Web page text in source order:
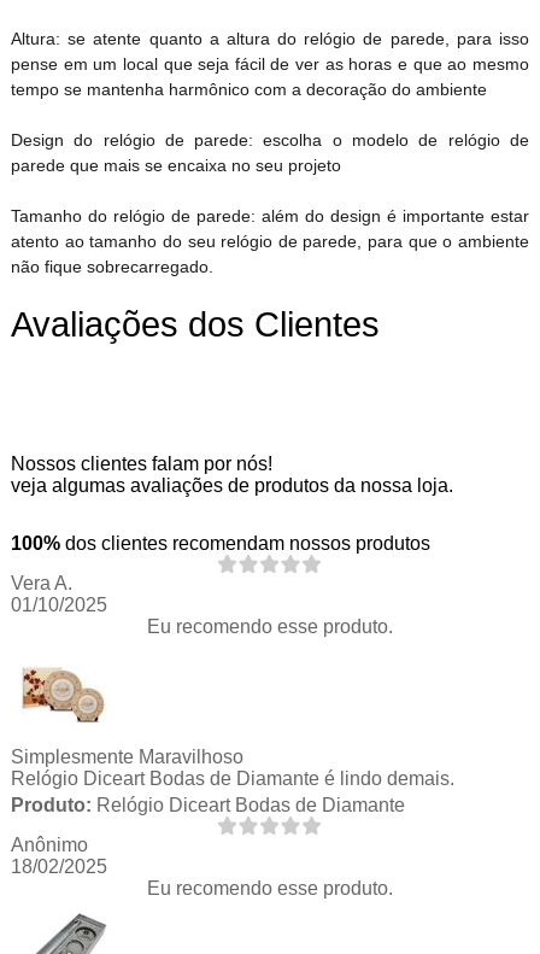
Altura: se atente quanto a altura do relógio de parede, para isso
pense em um local que seja fácil de ver as horas e que ao mesmo
tempo se mantenha harmônico com a decoração do ambiente
Design do relógio de parede: escolha o modelo de relógio de
parede que mais se encaixa no seu projeto
Tamanho do relógio de parede: além do design é importante estar
atento ao tamanho do seu relógio de parede, para que o ambiente
não fique sobrecarregado.
Avaliações dos Clientes
Nossos clientes falam por nós!
veja algumas avaliações de produtos da nossa loja.
100% dos clientes recomendam nossos produtos
Vera A.
01/10/2025
Eu recomendo esse produto.
Simplesmente Maravilhoso
Relógio Diceart Bodas de Diamante é lindo demais.
Produto: Relógio Diceart Bodas de Diamante
Anônimo
18/02/2025
Eu recomendo esse produto.